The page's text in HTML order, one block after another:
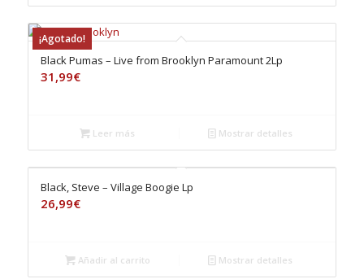
¡Agotado!
Black Pumas – Live from Brooklyn Paramount 2Lp
31,99€
Leer más Mostrar detalles
Black, Steve – Village Boogie Lp
26,99€
Añadir al carrito Mostrar detalles